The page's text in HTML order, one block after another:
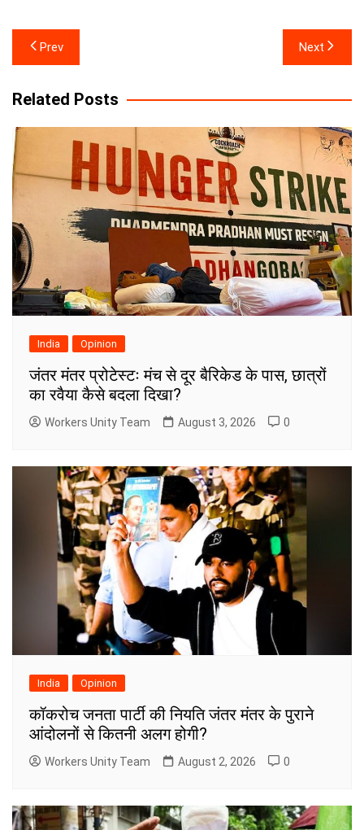
Post
navigation
Prev Next
Related Posts
India Opinion
जंतर मंतर प्रोटेस्टः मंच से दूर बैरिकेड के पास, छात्रों
का रवैया कैसे बदला दिखा?
Workers Unity Team August 3, 2026 0
India Opinion
कॉकरोच जनता पार्टी की नियति जंतर मंतर के पुराने
आंदोलनों से कितनी अलग होगी?
Workers Unity Team August 2, 2026 0